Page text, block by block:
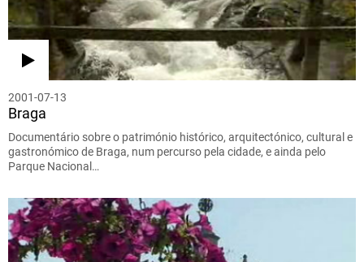
2001-07-13
Braga
Documentário sobre o património histórico, arquitectónico, cultural e
gastronómico de Braga, num percurso pela cidade, e ainda pelo
Parque Nacional…